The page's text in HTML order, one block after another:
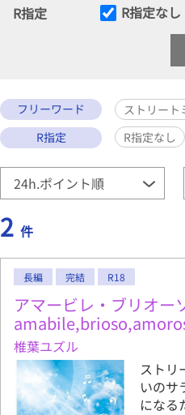
R指定
R指定なし
フリーワード
ストリート
R指定
R指定なし
2 件
長編 完結 R18
アマービレ・ブリオー
椎葉ユズル
ストリ
いの
になる